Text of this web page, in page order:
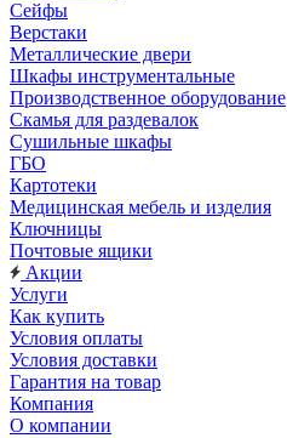
Сейфы
Верстаки
Металлические двери
Шкафы инструментальные
Производственное оборудование
Скамья для раздевалок
Сушильные шкафы
ГБО
Картотеки
Медицинская мебель и изделия
Ключницы
Почтовые ящики
Акции
Услуги
Как купить
Условия оплаты
Условия доставки
Гарантия на товар
Компания
О компании